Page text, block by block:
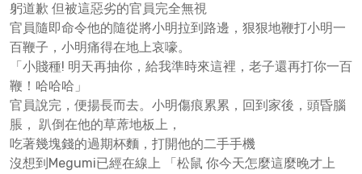
躬道歉 但被這惡劣的官員完全無視
官員隨即命令他的隨從將小明拉到路邊，狠狠地鞭打小明一
百鞭子，小明痛得在地上哀嚎。
「小賤種! 明天再抽你，給我準時來這裡，老子還再打你一百
鞭！哈哈哈」
官員說完，便揚長而去。小明傷痕累累，回到家後，頭昏腦
脹， 趴倒在他的草蓆地板上，
吃著幾塊錢的過期杯麵，打開他的二手手機
沒想到Megumi已經在線上 「松鼠 你今天怎麼這麼晚才上